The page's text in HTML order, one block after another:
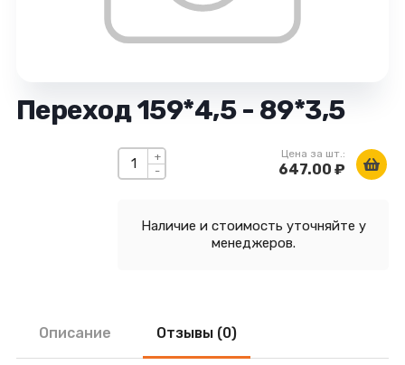
Переход 159*4,5 - 89*3,5
-
+ Цена за шт.:
647.00 ₽
Наличие и стоимость уточняйте у
менеджеров.
Описание Отзывы (0)